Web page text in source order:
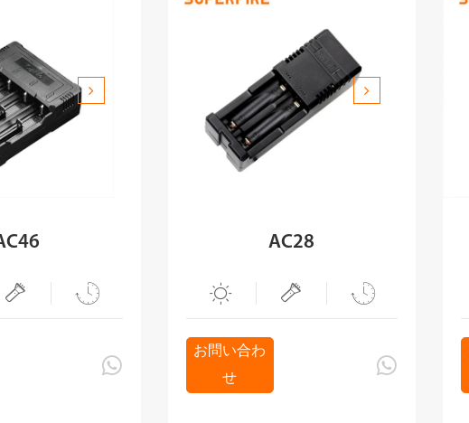
 

AC28
  
お問い合わ
せ
